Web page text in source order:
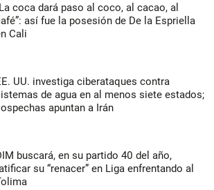
coca dará paso al coco, al cacao, al
así fue la posesión de De la Espriella
Cali
UU. investiga ciberataques contra
de agua en al menos siete estados;
apuntan a Irán
buscará, en su partido 40 del año,
su “renacer” en Liga enfrentando al